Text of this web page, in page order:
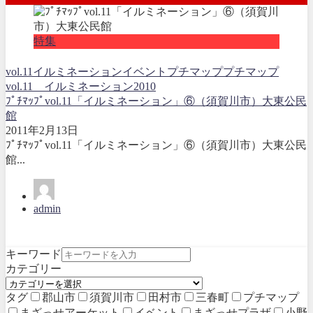
特集
vol.11 イルミネーションイベント プチマッププチマップ
vol.11 イルミネーション2010
ﾌﾟﾁﾏｯﾌﾟvol.11「イルミネーション」⑥（須賀川市）大東公民
館
2011年2月13日
ﾌﾟﾁﾏｯﾌﾟvol.11「イルミネーション」⑥（須賀川市）大東公民
館...
admin
キーワード
カテゴリー
タグ 郡山市 須賀川市 田村市 三春町
プチマップ